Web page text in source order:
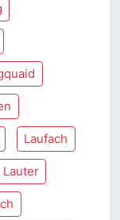
Laufach
Lauter